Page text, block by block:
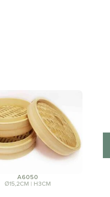
A6050
Ø15,2CM | H3CM